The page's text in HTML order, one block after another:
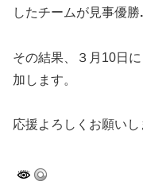
したチームが見事優勝.
その結果、３月10日
加します。
応援よろしくお願いし